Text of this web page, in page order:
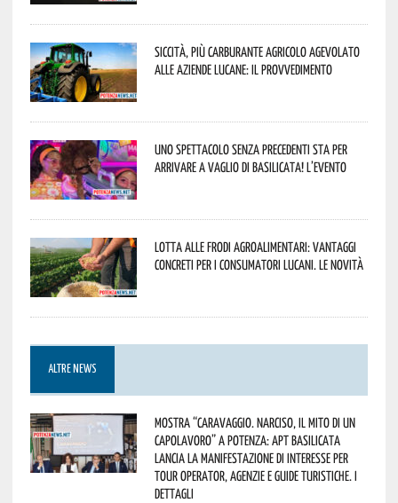
Siccità, più carburante agricolo agevolato
alle aziende lucane: il provvedimento
Uno spettacolo senza precedenti sta per
arrivare a Vaglio di Basilicata! L’evento
Lotta alle frodi agroalimentari: vantaggi
concreti per i consumatori lucani. Le novità
ALTRE NEWS
Mostra “Caravaggio. Narciso, il mito di un
capolavoro” a Potenza: APT Basilicata
lancia la manifestazione di interesse per
Tour Operator, Agenzie e Guide Turistiche. I
dettagli